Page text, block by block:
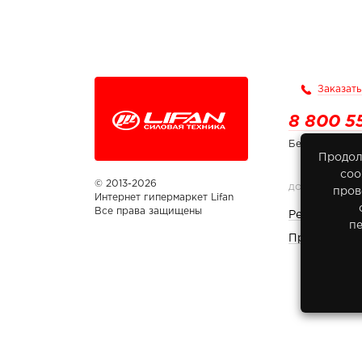
© 2013-2026
Интернет гипермаркет Lifan
Все права защищены
8 800
Бесплатно по
ДОКУМЕНТЫ
Реквизиты
Правовая